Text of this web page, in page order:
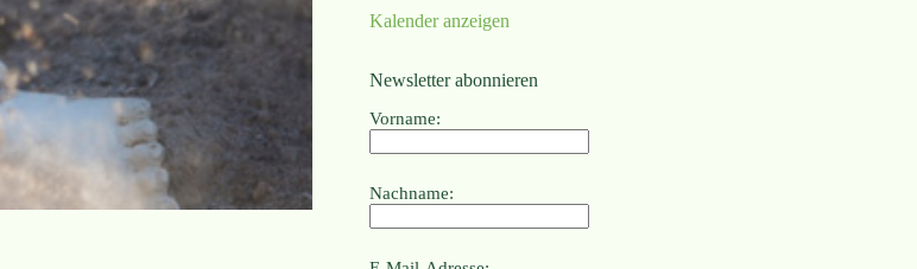
Kalender anzeigen
Newsletter abonnieren
Vorname:
Nachname: